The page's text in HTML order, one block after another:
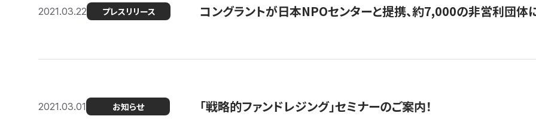
2021.03.22 プレスリリース コングラントが日本NPOセンターと提携、約7,000の非営利団体
2021.03.01 お知らせ 「戦略的ファンドレジング」セミナーのご案内！